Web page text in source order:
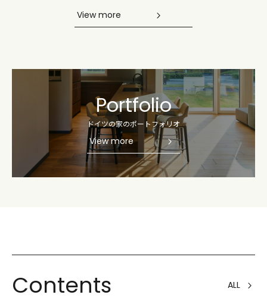
View more
Portfolio
ドイツの家のポートフォリオ
View more
Contents ALL